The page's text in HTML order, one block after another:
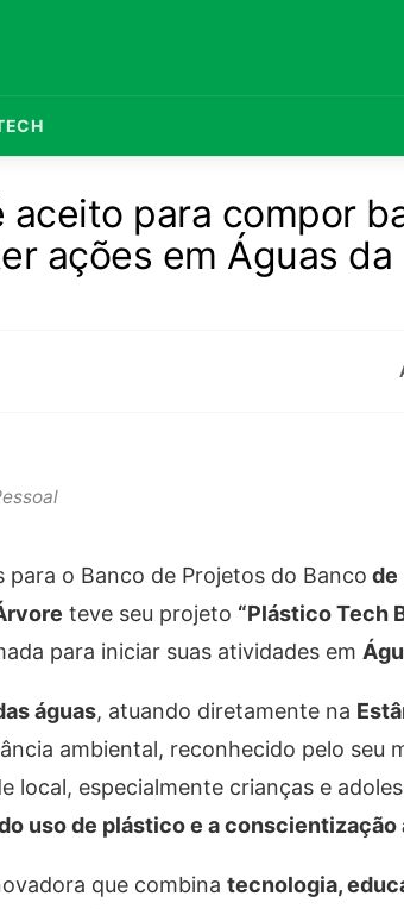
aceito para compor
ações em Águas da
o Banco de Projetos do Banco de
teve seu projeto “Plástico Tech
para iniciar suas atividades em
águas, atuando diretamente na
ambiental, reconhecido pelo seu
local, especialmente crianças e
uso de plástico e a conscientização
que combina tecnologia,